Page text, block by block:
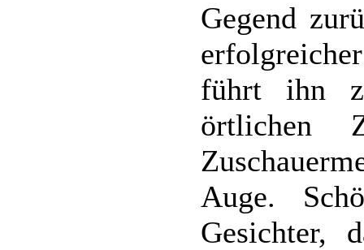
Gegend
führt ihn
örtlichen
Auge.
Gesichter,